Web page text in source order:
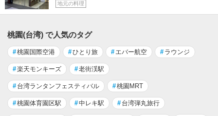
地元の料理
桃園(台湾) で人気のタグ
#桃園国際空港 #ひとり旅 # エバー航空 # ラウンジ
#楽天モンキーズ #老街渓駅
# 台湾ランタンフェスティバル #桃園MRT
#桃園体育園区駅 #中レキ駅 # 台湾弾丸旅行